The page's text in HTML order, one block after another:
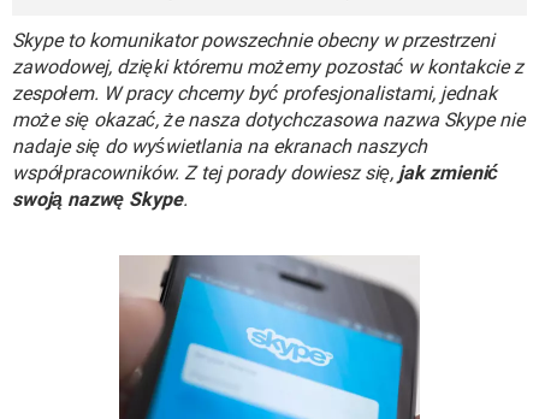
INSTAGRAM FACEBOOK
WINDOWS 10
IOS NETFLIX
INSTAGRAM FACEBOOK
WINDOWS 10
COVID-19 TIKTOK
GRY WHATSAPP
SPOTIFY NETFLIX
INSTAGRAM FACEBOOK
WINDOWS 10
ARTYKUŁY
COVID-19 TIKTOK
SPOTIFY NETFLIX
INSTAGRAM
Skype to komunikator powszechnie obecny w przestrzeni
zawodowej, dzięki któremu możemy pozostać w kontakcie z
zespołem. W pracy chcemy być profesjonalistami, jednak
może się okazać, że nasza dotychczasowa nazwa Skype nie
nadaje się do wyświetlania na ekranach naszych
współpracowników. Z tej porady dowiesz się, jak zmienić
swoją nazwę Skype.